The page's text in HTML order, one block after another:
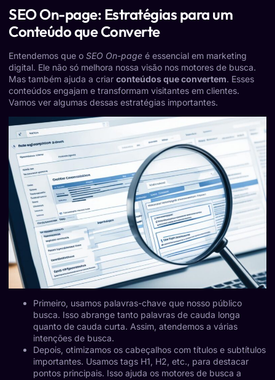
SEO On-page: Estratégias para um
Conteúdo que Converte
Entendemos que o SEO On-page é essencial em marketing
digital. Ele não só melhora nossa visão nos motores de busca.
Mas também ajuda a criar conteúdos que convertem. Esses
conteúdos engajam e transformam visitantes em clientes.
Vamos ver algumas dessas estratégias importantes.
Primeiro, usamos palavras-chave que nosso público
busca. Isso abrange tanto palavras de cauda longa
quanto de cauda curta. Assim, atendemos a várias
intenções de busca.
Depois, otimizamos os cabeçalhos com títulos e subtítulos
importantes. Usamos tags H1, H2, etc., para destacar
pontos principais. Isso ajuda os motores de busca a